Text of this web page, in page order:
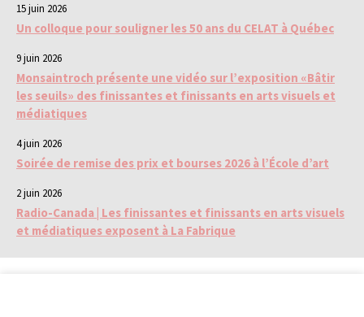
15 juin 2026
Un colloque pour souligner les 50 ans du CELAT à Québec
9 juin 2026
Monsaintroch présente une vidéo sur l’exposition «Bâtir
les seuils» des finissantes et finissants en arts visuels et
médiatiques
4 juin 2026
Soirée de remise des prix et bourses 2026 à l’École d’art
2 juin 2026
Radio-Canada | Les finissantes et finissants en arts visuels
et médiatiques exposent à La Fabrique